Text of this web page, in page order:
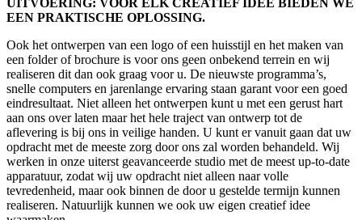
EEN PRAKTISCHE OPLOSSING.
Ook het ontwerpen van een logo of een huisstijl en het maken van
een folder of brochure is voor ons geen onbekend terrein en wij
realiseren dit dan ook graag voor u. De nieuwste programma’s,
snelle computers en jarenlange ervaring staan garant voor een goed
eindresultaat. Niet alleen het ontwerpen kunt u met een gerust hart
aan ons over laten maar het hele traject van ontwerp tot de
aflevering is bij ons in veilige handen. U kunt er vanuit gaan dat uw
opdracht met de meeste zorg door ons zal worden behandeld. Wij
werken in onze uiterst geavanceerde studio met de meest up-to-date
apparatuur, zodat wij uw opdracht niet alleen naar volle
tevredenheid, maar ook binnen de door u gestelde termijn kunnen
realiseren. Natuurlijk kunnen we ook uw eigen creatief idee